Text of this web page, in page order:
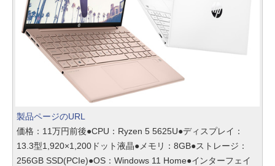
製品ページのURL
価格：11万円前後●CPU：Ryzen 5 5625U●ディスプレイ：
13.3型1,920×1,200ドット液晶●メモリ：8GB●ストレージ：
256GB SSD(PCIe)●OS：Windows 11 Home●インターフェイ